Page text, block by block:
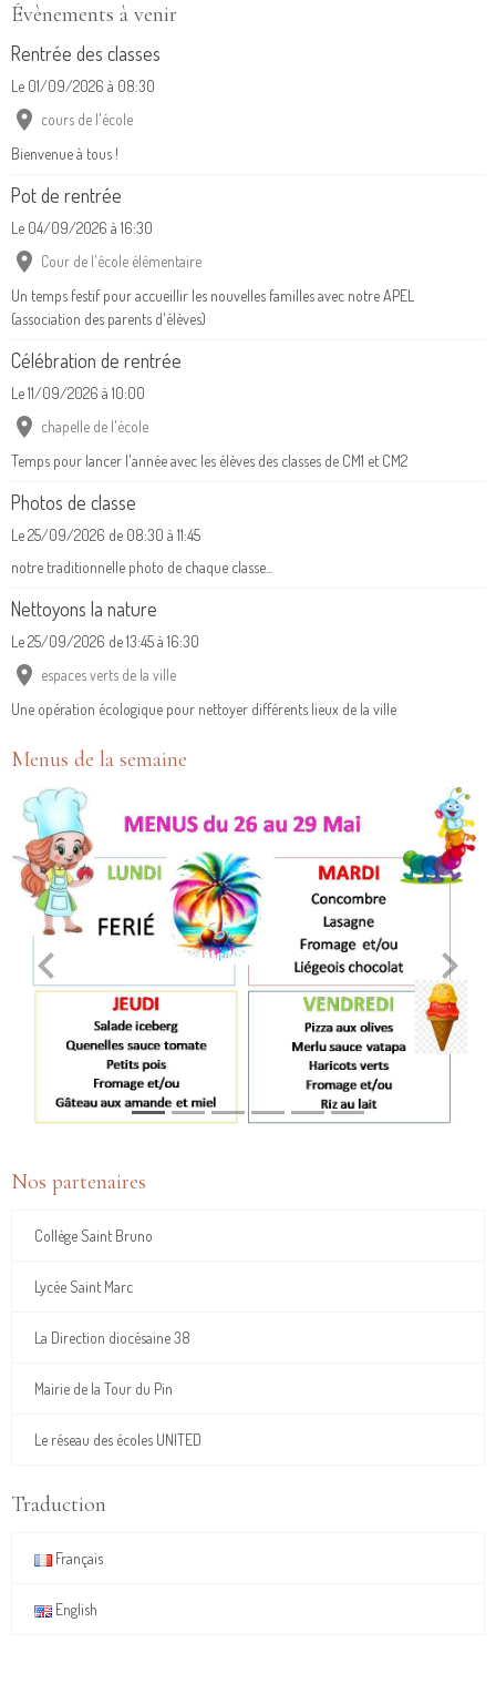
Évènements à venir
Rentrée des classes
Le 01/09/2026 à 08:30
cours de l'école
Bienvenue à tous !
Pot de rentrée
Le 04/09/2026 à 16:30
Cour de l'école élémentaire
Un temps festif pour accueillir les nouvelles familles avec notre APEL
(association des parents d'élèves)
Célébration de rentrée
Le 11/09/2026 à 10:00
chapelle de l'école
Temps pour lancer l'année avec les élèves des classes de CM1 et CM2
Photos de classe
Le 25/09/2026 de 08:30 à 11:45
notre traditionnelle photo de chaque classe...
Nettoyons la nature
Le 25/09/2026 de 13:45à 16:30
espaces verts de la ville
Une opération écologique pour nettoyer différents lieux de la ville
Menus de la semaine
Nos partenaires
Collège Saint Bruno
Lycée Saint Marc
La Direction diocésaine 38
Mairie de la Tour du Pin
Le réseau des écoles UNITED
Traduction
Français
English